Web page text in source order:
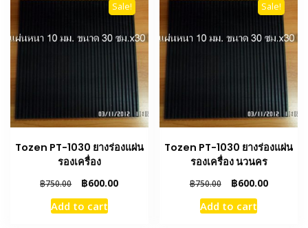
Sale!
Tozen PT-1030 ยางร่องแผ่น
รองเครื่อง
฿750.00
Original
price
was:
฿600.00Current
Add to cart
Sale!
Tozen PT-1030 ยางร่องแผ่น
รองเครื่อง นวนคร
฿750.00
Original
price
was:
฿600.00Current
Add to cart